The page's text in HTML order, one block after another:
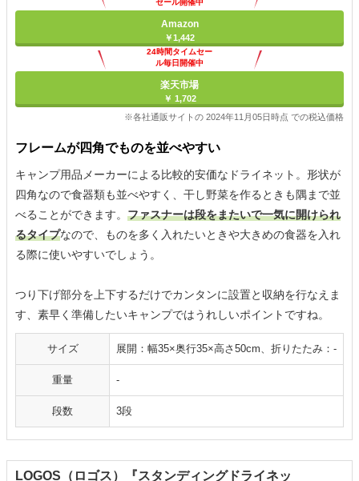
セール開催中
Amazon
￥1,442
24時間タイムセー
ル毎日開催中
楽天市場
￥ 1,702
※各社通販サイトの 2024年11月05日時点 での税込価格
フレームが四角でものを並べやすい
キャンプ用品メーカーによる比較的安価なドライネット。形状が
四角なので食器類も並べやすく、干し野菜を作るときも隅まで並
べることができます。 ファスナーは段をまたいで一気に開けられ
るタイプなので、ものを多く入れたいときや大きめの食器を入れ
る際に使いやすいでしょう。
つり下げ部分を上下するだけでカンタンに設置と収納を行なえま
す、素早く準備したいキャンプではうれしいポイントですね。
サイズ 展開：幅35×奥行35×高さ50cm、折りたたみ：-
重量 -
段数 3段
LOGOS（ロゴス）『スタンディングドライネッ